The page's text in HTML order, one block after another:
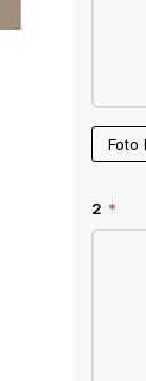
Foto
2 *